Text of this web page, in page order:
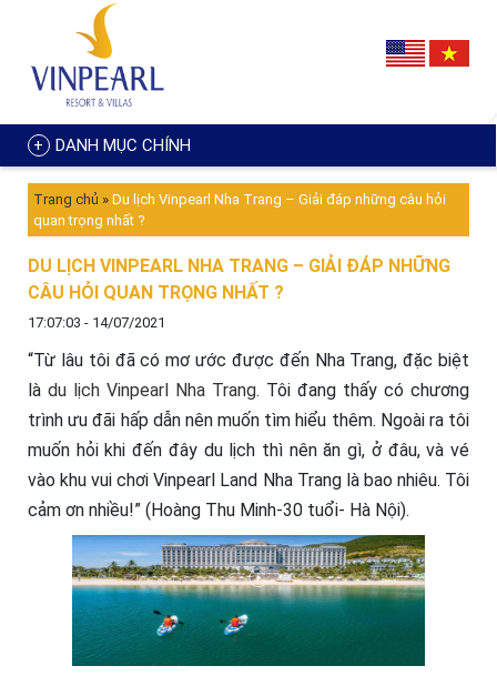
DANH MỤC CHÍNH
Trang chủ » Du lịch Vinpearl Nha Trang – Giải đáp những câu hỏi
quan trọng nhất ?
DU LỊCH VINPEARL NHA TRANG – GIẢI ĐÁP NHỮNG
CÂU HỎI QUAN TRỌNG NHẤT ?
17:07:03 - 14/07/2021
“Từ lâu tôi đã có mơ ước được đến Nha Trang, đặc biệt
là du lịch Vinpearl Nha Trang. Tôi đang thấy có chương
trình ưu đãi hấp dẫn nên muốn tìm hiểu thêm. Ngoài ra tôi
muốn hỏi khi đến đây du lịch thì nên ăn gì, ở đâu, và vé
vào khu vui chơi Vinpearl Land Nha Trang là bao nhiêu. Tôi
cảm ơn nhiều!” (Hoàng Thu Minh-30 tuổi- Hà Nội).